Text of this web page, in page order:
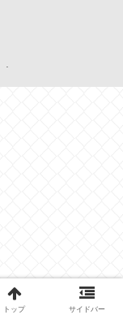
トップ サイドバー